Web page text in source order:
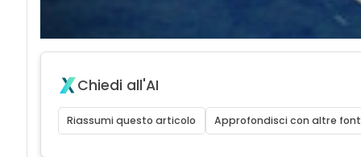
Chiedi all'AI
Riassumi questo articolo Approfondisci con altre